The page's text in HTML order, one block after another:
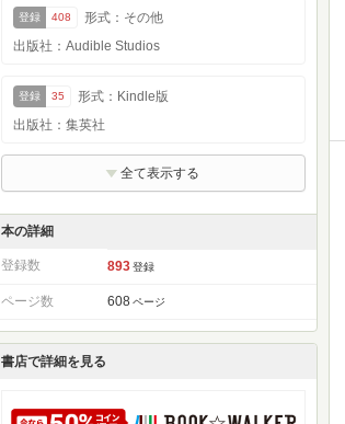
登録 408
形式：その他
出版社：Audible Studios
登録 35
形式：Kindle版
出版社：集英社
全て表示する
本の詳細
登録数 893 登録
ページ数 608 ページ
書店で詳細を見る